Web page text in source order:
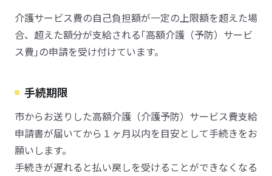
介護サービス費の自己負担額が一定の上限額を超えた場
合、超えた額分が支給される｢高額介護（予防）サービ
ス費｣の申請を受け付けています。
手続期限
市からお送りした高額介護（介護予防）サービス費支給
申請書が届いてから１ヶ月以内を目安として手続きをお
願いします。
手続きが遅れると払い戻しを受けることができなくなる